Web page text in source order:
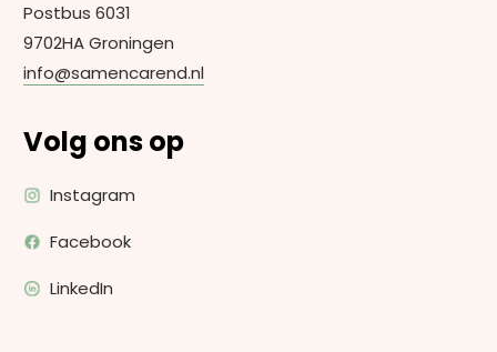
Postbus 6031
9702HA Groningen
info@samencarend.nl
Volg ons op
Instagram
Facebook
LinkedIn